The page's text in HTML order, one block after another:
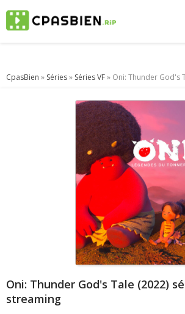
CpasBien » Séries» Séries VF» Oni: Thunder God's
Oni: Thunder God's Tale (2022)
streaming